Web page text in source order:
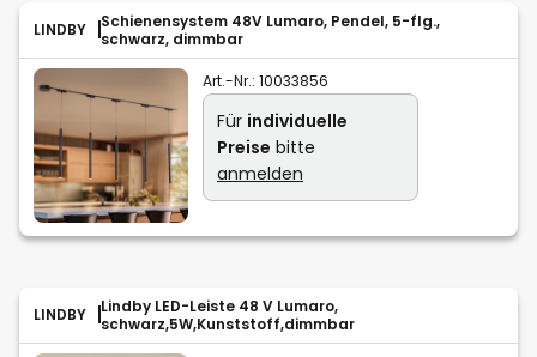
LINDBY
Schienensystem 48V Lumaro, Pendel, 5-flg.,
schwarz, dimmbar
Art.-Nr.: 10033856
Für individuelle
Preise bitte
anmelden
LINDBY
Lindby LED-Leiste 48 V Lumaro,
schwarz,5W,Kunststoff,dimmbar